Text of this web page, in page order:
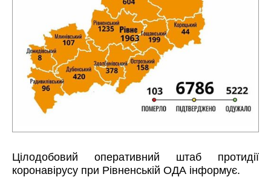
Цілодобовий оперативний штаб протидії
коронавірусу при Рівненській ОДА інформує.